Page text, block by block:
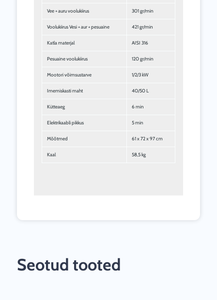
Vee + auru voolukiirus 301 gr/min
Voolukiirus Vesi + aur + pesuaine 421 gr/min
Katla materjal AISI 316
Pesuaine voolukiirus 120 gr/min
Mootori võimsustarve 1/2/3 kW
Imemiskasti maht 40/50 L
Kütteaeg 6 min
Elektrikaabli pikkus 5 min
Mõõtmed 61 x 72 x 97 cm
Kaal 58,5 kg
Seotud tooted